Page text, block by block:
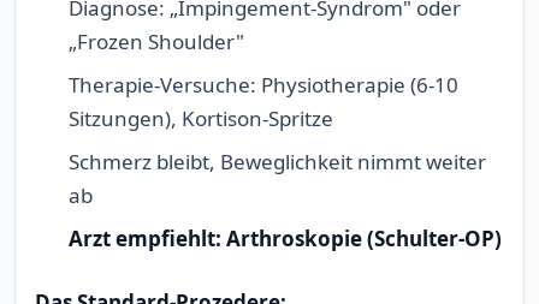
Diagnose: „Impingement-Syndrom" oder
„Frozen Shoulder"
Therapie-Versuche: Physiotherapie (6-10
Sitzungen), Kortison-Spritze
Schmerz bleibt, Beweglichkeit nimmt weiter
ab
Arzt empfiehlt: Arthroskopie (Schulter-OP)